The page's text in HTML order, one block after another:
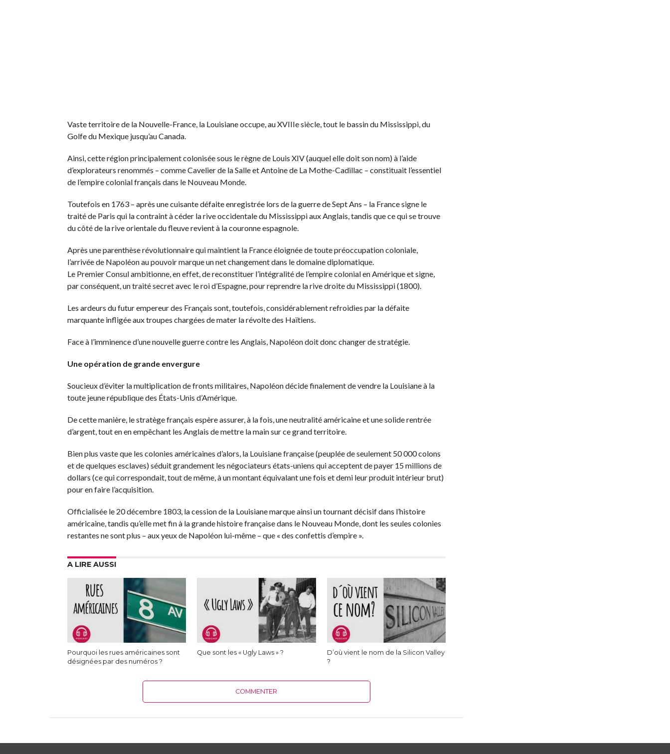
Vaste territoire de la Nouvelle-France, la Louisiane occupe, au XVIIIe siècle, tout le bassin du Mississippi, du
Golfe du Mexique jusqu’au Canada.
Ainsi, cette région principalement colonisée sous le règne de Louis XIV (auquel elle doit son nom) à l’aide
d’explorateurs renommés – comme Cavelier de la Salle et Antoine de La Mothe-Cadillac – constituait l’essentiel
de l’empire colonial français dans le Nouveau Monde.
Toutefois en 1763 – après une cuisante défaite enregistrée lors de la guerre de Sept Ans – la France signe le
traité de Paris qui la contraint à céder la rive occidentale du Mississippi aux Anglais, tandis que ce qui se trouve
du côté de la rive orientale du fleuve revient à la couronne espagnole.
Après une parenthèse révolutionnaire qui maintient la France éloignée de toute préoccupation coloniale,
l’arrivée de Napoléon au pouvoir marque un net changement dans le domaine diplomatique.
Le Premier Consul ambitionne, en effet, de reconstituer l’intégralité de l’empire colonial en Amérique et signe,
par conséquent, un traité secret avec le roi d’Espagne, pour reprendre la rive droite du Mississippi (1800).
Les ardeurs du futur empereur des Français sont, toutefois, considérablement refroidies par la défaite
marquante infligée aux troupes chargées de mater la révolte des Haïtiens.
Face à l’imminence d’une nouvelle guerre contre les Anglais, Napoléon doit donc changer de stratégie.
Une opération de grande envergure
Soucieux d’éviter la multiplication de fronts militaires, Napoléon décide finalement de vendre la Louisiane à la
toute jeune république des États-Unis d’Amérique.
De cette manière, le stratège français espère assurer, à la fois, une neutralité américaine et une solide rentrée
d’argent, tout en en empêchant les Anglais de mettre la main sur ce grand territoire.
Bien plus vaste que les colonies américaines d’alors, la Louisiane française (peuplée de seulement 50 000 colons
et de quelques esclaves) séduit grandement les négociateurs états-uniens qui acceptent de payer 15 millions de
dollars (ce qui correspondait, tout de même, à un montant équivalant une fois et demi leur produit intérieur brut)
pour en faire l’acquisition.
Officialisée le 20 décembre 1803, la cession de la Louisiane marque ainsi un tournant décisif dans l’histoire
américaine, tandis qu’elle met fin à la grande histoire française dans le Nouveau Monde, dont les seules colonies
restantes ne sont plus – aux yeux de Napoléon lui-même – que « des confettis d’empire ».
A LIRE AUSSI
Pourquoi les rues américaines sont
désignées par des numéros ?
Que sont les « Ugly Laws » ?
D’où vient le nom de la Silicon Valley
?
COMMENTER